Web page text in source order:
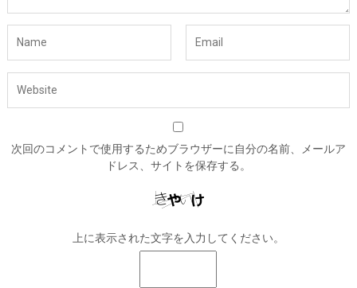
次回のコメントで使用するためブラウザーに自分の名前、メールア
ドレス、サイトを保存する。
上に表示された文字を入力してください。